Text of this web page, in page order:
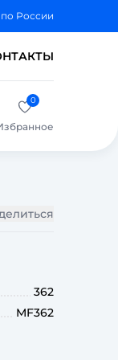
России
0
362
MF362